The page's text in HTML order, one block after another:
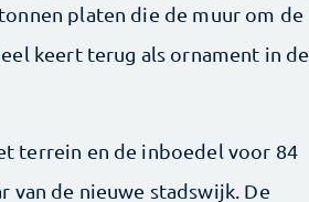
platen die de muur om de
keert terug als ornament in de
terrein en de inboedel voor 84
de nieuwe stadswijk. De